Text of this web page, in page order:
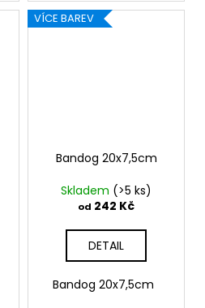
VÍCE BAREV
Bandog 20x7,5cm
Skladem (>5 ks)
od 242 Kč
DETAIL
Bandog 20x7,5cm